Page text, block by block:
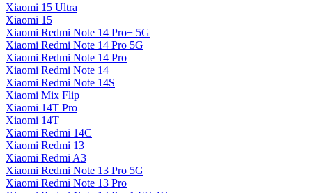
Xiaomi 15 Ultra
Xiaomi 15
Xiaomi Redmi Note 14 Pro+ 5G
Xiaomi Redmi Note 14 Pro 5G
Xiaomi Redmi Note 14 Pro
Xiaomi Redmi Note 14
Xiaomi Redmi Note 14S
Xiaomi Mix Flip
Xiaomi 14T Pro
Xiaomi 14T
Xiaomi Redmi 14C
Xiaomi Redmi 13
Xiaomi Redmi A3
Xiaomi Redmi Note 13 Pro 5G
Xiaomi Redmi Note 13 Pro